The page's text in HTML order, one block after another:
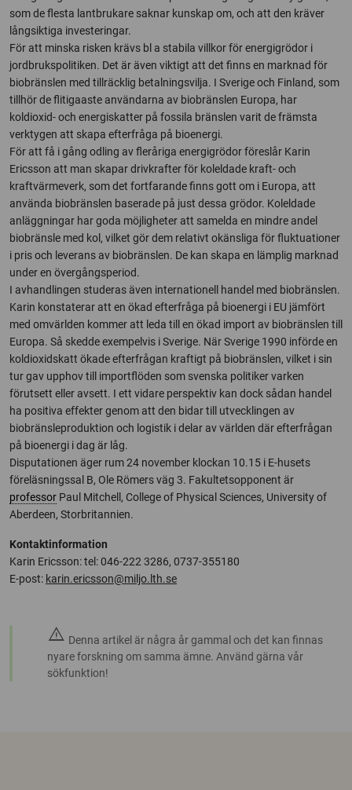
som de flesta lantbrukare saknar kunskap om, och att den kräver
långsiktiga investeringar.
För att minska risken krävs bl a stabila villkor för energigrödor i
jordbrukspolitiken. Det är även viktigt att det finns en marknad för
biobränslen med tillräcklig betalningsvilja. I Sverige och Finland, som
tillhör de flitigaaste användarna av biobränslen Europa, har
koldioxid- och energiskatter på fossila bränslen varit de främsta
verktygen att skapa efterfråga på bioenergi.
För att få i gång odling av fleråriga energigrödor föreslår Karin
Ericsson att man skapar drivkrafter för koleldade kraft- och
kraftvärmeverk, som det fortfarande finns gott om i Europa, att
använda biobränslen baserade på just dessa grödor. Koleldade
anläggningar har goda möjligheter att samelda en mindre andel
biobränsle med kol, vilket gör dem relativt okänsliga för fluktuationer
i pris och leverans av biobränslen. De kan skapa en lämplig marknad
under en övergångsperiod.
I avhandlingen studeras även internationell handel med biobränslen.
Karin konstaterar att en ökad efterfråga på bioenergi i EU jämfört
med omvärlden kommer att leda till en ökad import av biobränslen till
Europa. Så skedde exempelvis i Sverige. När Sverige 1990 införde en
koldioxidskatt ökade efterfrågan kraftigt på biobränslen, vilket i sin
tur gav upphov till importflöden som svenska politiker varken
förutsett eller avsett. I ett vidare perspektiv kan dock sådan handel
ha positiva effekter genom att den bidar till utvecklingen av
biobränsleproduktion och logistik i delar av världen där efterfrågan
på bioenergi i dag är låg.
Disputationen äger rum 24 november klockan 10.15 i E-husets
föreläsningssal B, Ole Römers väg 3. Fakultetsopponent är
professor Paul Mitchell, College of Physical Sciences, University of
Aberdeen, Storbritannien.
Kontaktinformation
Karin Ericsson: tel: 046-222 3286, 0737-355180
E-post: karin.ericsson@miljo.lth.se
warning Denna artikel är några år gammal och det kan finnas
nyare forskning om samma ämne. Använd gärna vår
sökfunktion!